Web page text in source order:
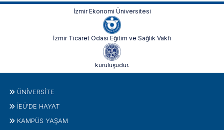
İzmir Ekonomi Üniversitesi
İzmir Ticaret Odası Eğitim ve Sağlık Vakfı
kuruluşudur.
ÜNIVERSITE
İEÜ'DE HAYAT
KAMPÜS YAŞAM